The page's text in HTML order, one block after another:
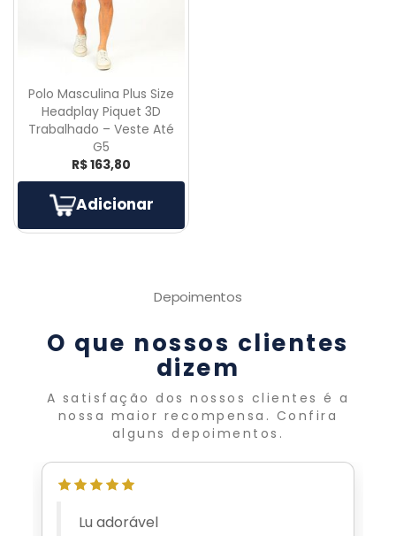
Polo Masculina Plus Size
Headplay Piquet 3D
Trabalhado – Veste Até
G5
R$ 163,80
Adicionar
Depoimentos
O que nossos clientes
dizem
A satisfação dos nossos clientes é a
nossa maior recompensa. Confira
alguns depoimentos.
Atendimento VIP de quem